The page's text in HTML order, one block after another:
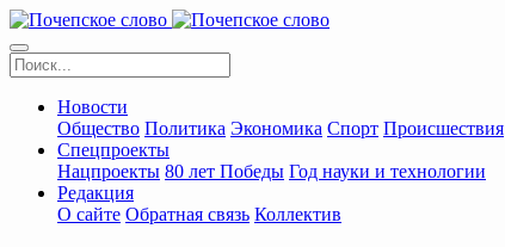
Новости
Общество Политика Экономика Спорт Происшествия
Спецпроекты
Нацпроекты 80 лет Победы Год науки и технологии
Редакция
О сайте Обратная связь Коллектив